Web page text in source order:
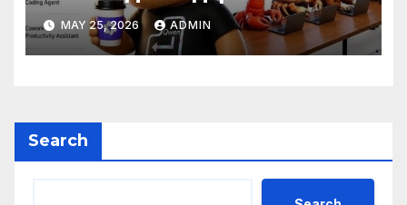
разработчици с 35-часово
автономно изпълнение на
задачи
MAY 25, 2026 ADMIN
Search